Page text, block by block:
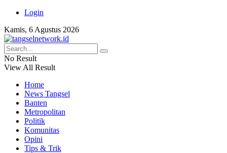
Login
Kamis, 6 Agustus 2026
No Result
View All Result
Home
News Tangsel
Banten
Metropolitan
Politik
Komunitas
Opini
Tips & Trik